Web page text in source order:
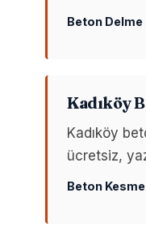
Beton Delme
Kadıköy
Kadıköy
ücretsiz,
Beton